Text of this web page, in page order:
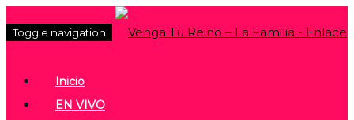
Toggle navigation
Inicio
EN VIVO